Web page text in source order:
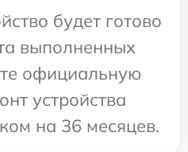
будет готово
выполненных
официальную
устройства
на 36 месяцев.